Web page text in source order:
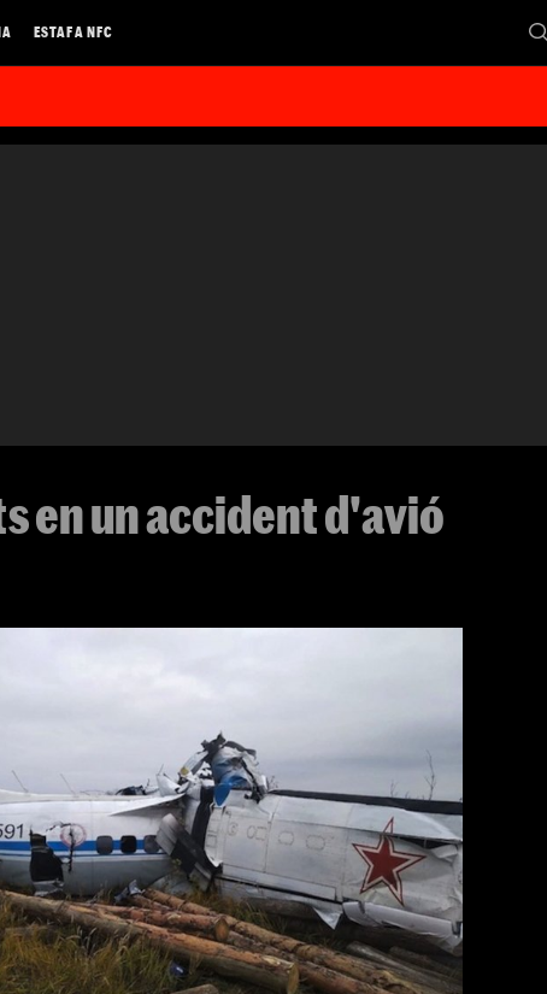
ESTAFA NFC
en un accident d'avió